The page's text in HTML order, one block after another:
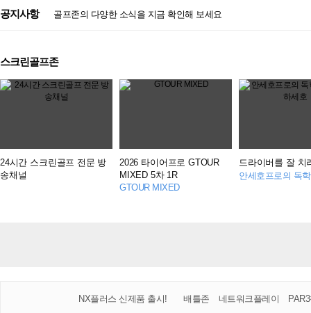
공지사항 골프존의 다양한 소식을 지금 확인해 보세요
스크린골프존
24시간 스크린골프 전문 방
송채널
2026 타이어프로 GTOUR
MIXED 5차 1R
GTOUR MIXED
드라이버를 잘 치
NX플러스 신제품 출시! 배틀존 네트워크플레이